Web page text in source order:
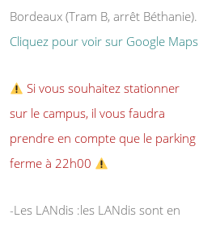
Bordeaux (Tram B, arrêt Béthanie).
Cliquez pour voir sur Google Maps
Si vous souhaitez stationner
sur le campus, il vous faudra
prendre en compte que le parking
ferme à 22h00
-Les LANdis :les LANdis sont en